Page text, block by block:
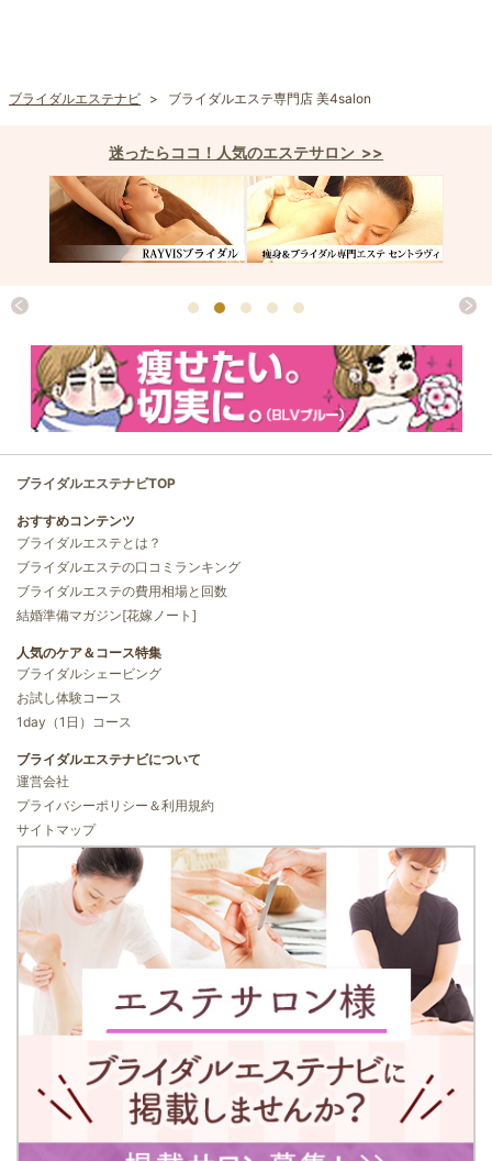
ブライダルエステナビ ブライダルエステ専門店 美4salon
迷ったらココ！人気のエステサロン >>
ブライダルエステナビTOP
おすすめコンテンツ
ブライダルエステとは？
ブライダルエステの口コミランキング
ブライダルエステの費用相場と回数
結婚準備マガジン[花嫁ノート]
人気のケア＆コース特集
ブライダルシェービング
お試し体験コース
1day（1日）コース
ブライダルエステナビについて
運営会社
プライバシーポリシー＆利用規約
サイトマップ